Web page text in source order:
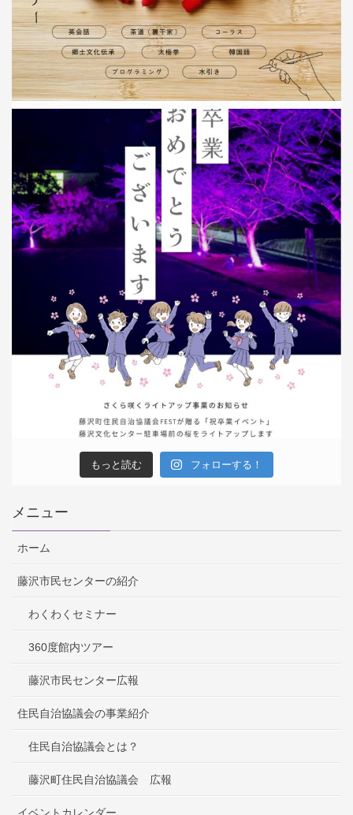
もっと読む フォローする！
メニュー
ホーム
藤沢市民センターの紹介
わくわくセミナー
360度館内ツアー
藤沢市民センター広報
住民自治協議会の事業紹介
住民自治協議会とは？
藤沢町住民自治協議会 広報